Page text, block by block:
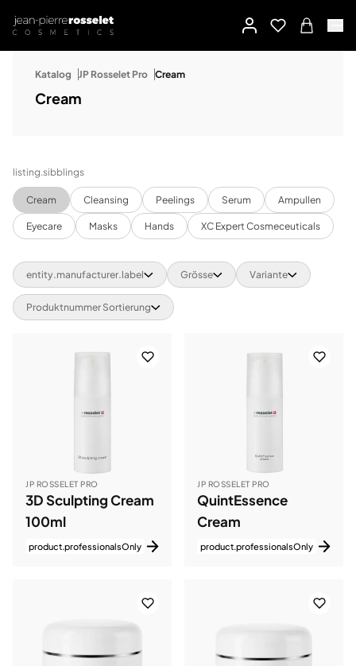
Katalog JP Rosselet Pro Cream
Cream
listing.sibblings
Cream Cleansing Peelings Serum Ampullen
Eyecare Masks Hands XC Expert Cosmeceuticals
entity.manufacturer.label Grösse Variante
Produktnummer Sortierung
JP ROSSELET PRO
3D Sculpting Cream
100ml
product.professionalsOnly
JP ROSSELET PRO
QuintEssence
Cream
product.professionalsOnly